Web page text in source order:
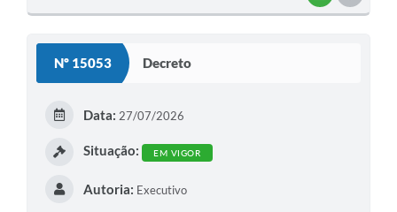
Nº 15053 Decreto
Data: 27/07/2026
Situação: EM VIGOR
Autoria: Executivo